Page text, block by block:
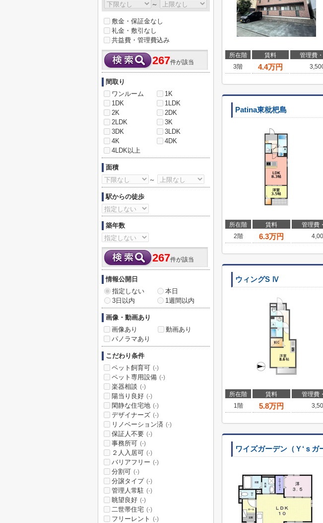
所在階 賃料 管理費
3階
4.4万円
Patina東枇杷島
所在階 賃料 管理費
2階
6.3万円
ウィングS Ⅳ
所在階 賃料 管理費
1階
5.8万円
ワイズガーデン（Ｙ‘ｓガ
～
敷金・保証金なし
礼金・敷引なし
共益費・管理費込み
267件が該当
間取り
ワンルーム
1K
1DK
1LDK
2K
2DK
2LDK
3K
3DK
3LDK
4K
4DK
4LDK以上
面積
～
駅からの徒歩
築年数
267件が該当
情報公開日
指定しない
本日
3日以内
1週間以内
画像・動画あり
画像あり
動画あり
パノラマあり
こだわり条件
ペット飼育可 (-)
ペット専用設備 (-)
楽器相談 (-)
陽当り良好 (-)
閑静な住宅地 (-)
デザイナーズ (-)
リノベーション済 (-)
保証人不要 (-)
事務所可 (-)
２人入居可 (-)
バリアフリー (-)
分割可 (-)
分譲タイプ (-)
管理人常駐 (-)
眺望良好 (-)
二世帯住宅 (-)
フリーレント (-)